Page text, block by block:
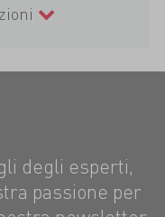
degli esperti,
passione per